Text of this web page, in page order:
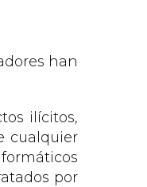
han
ilícitos,
cualquier
por